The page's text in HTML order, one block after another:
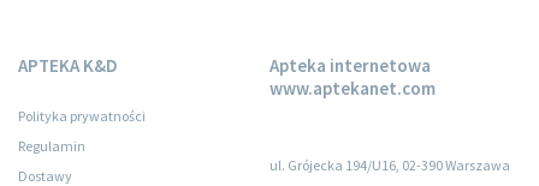
APTEKA K&D
Polityka prywatności
Regulamin
Dostawy
Apteka internetowa
www.aptekanet.com
ul. Grójecka 194/U16, 02-390 Warszawa